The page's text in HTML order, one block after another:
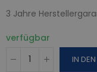
3 Jahre
verfügbar
IN